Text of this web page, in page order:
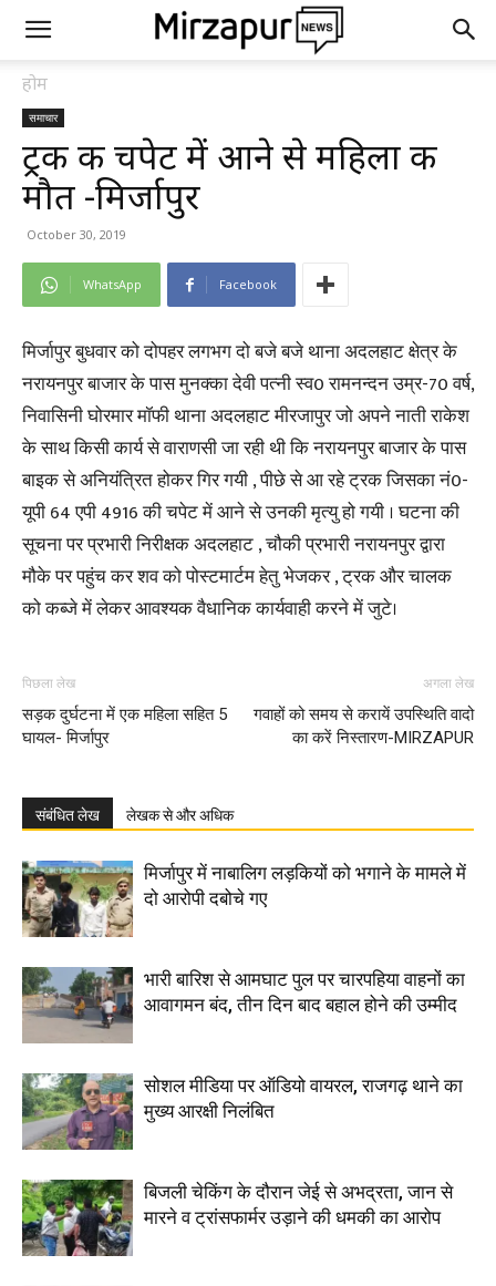
होम
समाचार
ट्रक की चपेट में आने से महिला की
मौत -मिर्जापुर
October 30, 2019
WhatsApp Facebook
मिर्जापुर बुधवार को दोपहर लगभग दो बजे बजे थाना अदलहाट क्षेत्र के
नरायनपुर बाजार के पास मुनक्का देवी पत्नी स्व0 रामनन्दन उम्र-70 वर्ष,
निवासिनी घोरमार मॉफी थाना अदलहाट मीरजापुर जो अपने नाती राकेश
के साथ किसी कार्य से वाराणसी जा रही थी कि नरायनपुर बाजार के पास
बाइक से अनियंत्रित होकर गिर गयी , पीछे से आ रहे ट्रक जिसका नं0-
यूपी 64 एपी 4916 की चपेट में आने से उनकी मृत्यु हो गयी । घटना की
सूचना पर प्रभारी निरीक्षक अदलहाट , चौकी प्रभारी नरायनपुर द्वारा
मौके पर पहुंच कर शव को पोस्टमार्टम हेतु भेजकर , ट्रक और चालक
को कब्जे में लेकर आवश्यक वैधानिक कार्यवाही करने में जुटे।
पिछला लेख
सड़क दुर्घटना में एक महिला सहित 5
घायल- मिर्जापुर
अगला लेख
गवाहों को समय से करायें उपस्थिति वादो
का करें निस्तारण-MIRZAPUR
संबंधित लेख लेखक से और अधिक
मिर्जापुर में नाबालिग लड़कियों को भगाने के मामले में
दो आरोपी दबोचे गए
भारी बारिश से आमघाट पुल पर चारपहिया वाहनों का
आवागमन बंद, तीन दिन बाद बहाल होने की उम्मीद
सोशल मीडिया पर ऑडियो वायरल, राजगढ़ थाने का
मुख्य आरक्षी निलंबित
बिजली चेकिंग के दौरान जेई से अभद्रता, जान से
मारने व ट्रांसफार्मर उड़ाने की धमकी का आरोप